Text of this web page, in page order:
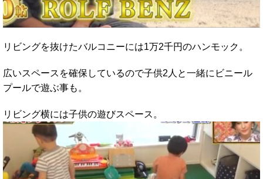
リビングを抜けたバルコニーには1万2千円のハンモック。
広いスペースを確保しているので子供2人と一緒にビニール
プールで遊ぶ事も。
リビング横には子供の遊びスペース。